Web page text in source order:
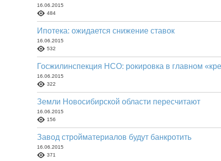
16.06.2015
484
Ипотека: ожидается снижение ставок
16.06.2015
532
Госжилинспекция НСО: рокировка в главном
16.06.2015
322
Земли Новосибирской области пересчитают
16.06.2015
156
Завод стройматериалов будут банкротить
16.06.2015
371